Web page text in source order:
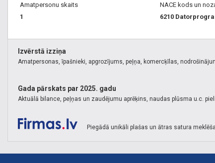
Amatpersonu skaits
1
NACE kods un
6210
Izvērstā izziņa
Amatpersonas, īpašnieki, apgrozījums, peļņa, komercķīlas,
Gada pārskats par 2025. gadu
Aktuālā bilance, peļņas un zaudējumu aprēķins, naudas plūsma u.c.
Piegādā unikāli plašas un ātras satura